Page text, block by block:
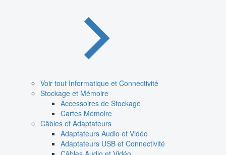
Voir tout Informatique et Connectivité
Stockage et Mémoire
Accessoires de Stockage
Cartes Mémoire
Câbles et Adaptateurs
Adaptateurs Audio et Vidéo
Adaptateurs USB et Connectivité